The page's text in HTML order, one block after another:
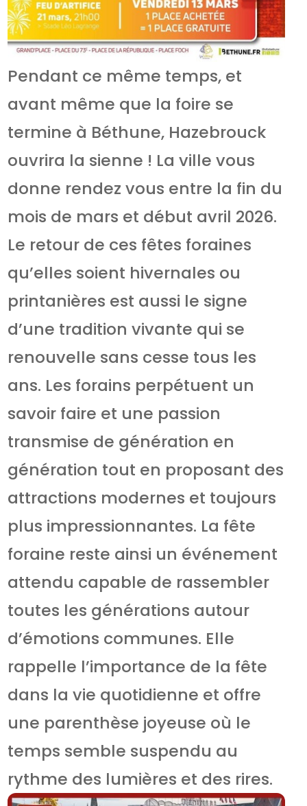
Pendant ce même temps, et
avant même que la foire se
termine à Béthune, Hazebrouck
ouvrira la sienne ! La ville vous
donne rendez vous entre la fin du
mois de mars et début avril 2026.
Le retour de ces fêtes foraines
qu’elles soient hivernales ou
printanières est aussi le signe
d’une tradition vivante qui se
renouvelle sans cesse tous les
ans. Les forains perpétuent un
savoir faire et une passion
transmise de génération en
génération tout en proposant des
attractions modernes et toujours
plus impressionnantes. La fête
foraine reste ainsi un événement
attendu capable de rassembler
toutes les générations autour
d’émotions communes. Elle
rappelle l’importance de la fête
dans la vie quotidienne et offre
une parenthèse joyeuse où le
temps semble suspendu au
rythme des lumières et des rires.